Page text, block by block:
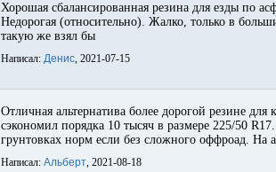
Хорошая сбалансированная резина для езды по
Недорогая (относительно). Жалко, только в
такую же взял бы
Написал: Денис, 2021-07-15
Отличная альтернатива более дорогой резине
сэкономил порядка 10 тысяч в размере 225/50
грунтовках норм если без сложного оффроад. На
Написал: Альберт, 2021-08-18